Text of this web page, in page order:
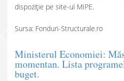
dispoziție pe site-ul MIPE.
Sursa: Fonduri-Structurale.ro
Ministerul Economiei:
momentan. Lista
buget.